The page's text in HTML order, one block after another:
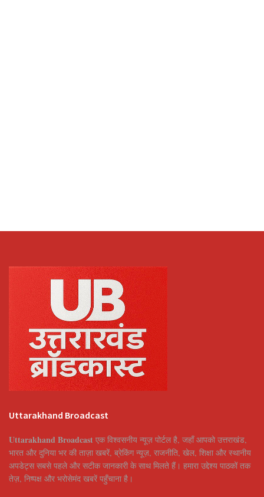
Uttarakhand Broadcast
Uttarakhand Broadcast एक विश्वसनीय न्यूज़ पोर्टल है, जहाँ आपको उत्तराखंड,
भारत और दुनिया भर की ताज़ा खबरें, ब्रेकिंग न्यूज़, राजनीति, खेल, शिक्षा और स्थानीय
अपडेट्स सबसे पहले और सटीक जानकारी के साथ मिलते हैं। हमारा उद्देश्य पाठकों तक
तेज़, निष्पक्ष और भरोसेमंद खबरें पहुँचाना है।